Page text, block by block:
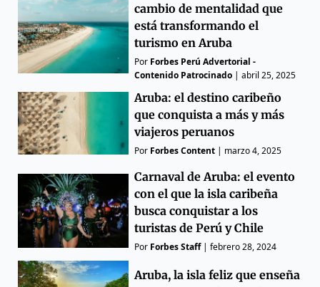
cambio de mentalidad que
está transformando el
turismo en Aruba
Por Forbes Perú Advertorial -
Contenido Patrocinado |abril 25, 2025
Aruba: el destino caribeño
que conquista a más y más
viajeros peruanos
Por Forbes Content | marzo 4, 2025
Carnaval de Aruba: el evento
con el que la isla caribeña
busca conquistar a los
turistas de Perú y Chile
Por Forbes Staff|febrero 28, 2024
Aruba, la isla feliz que enseña